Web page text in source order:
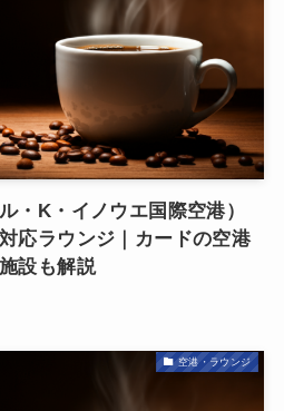
・K・イノウエ国際空港）
応ラウンジ｜カードの空港
設も解説
空港・ラウンジ